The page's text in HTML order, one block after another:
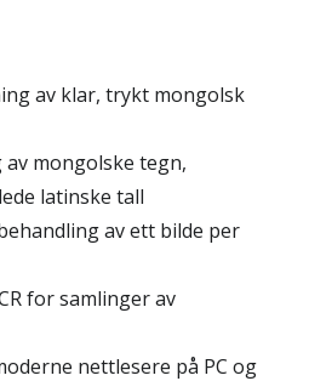
av klar, trykt mongolsk
mongolske tegn,
latinske tall
av ett bilde per
for samlinger av
nettlesere på PC og